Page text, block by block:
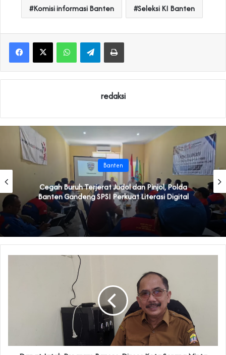
Komisi informasi Banten Seleksi KI Banten
WhatsAppTelegramPrint
redaksi
Banten
Cegah Buruh Terjerat Judol dan Pinjol, Polda
Banten Gandeng SPSI Perkuat Literasi Digital